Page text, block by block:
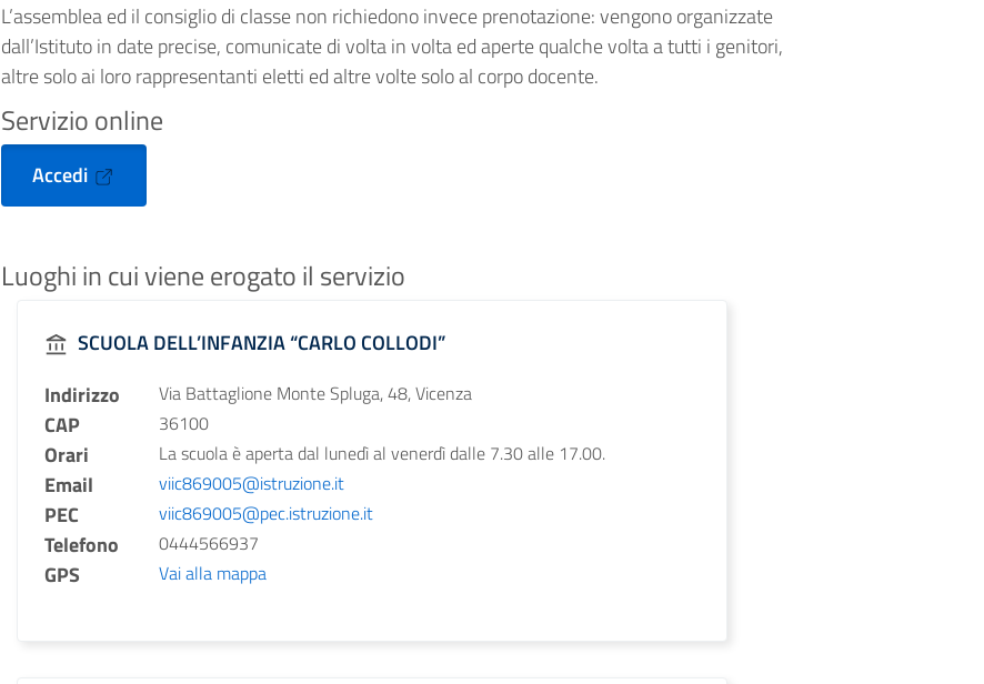
L’assemblea ed il consiglio di classe non richiedono invece prenotazione: vengono organizzate
dall’Istituto in date precise, comunicate di volta in volta ed aperte qualche volta a tutti i genitori,
altre solo ai loro rappresentanti eletti ed altre volte solo al corpo docente.
Servizio online
Accedi
Luoghi in cui viene erogato il servizio
SCUOLA DELL’INFANZIA “CARLO COLLODI”
Indirizzo
Via Battaglione Monte Spluga, 48, Vicenza
CAP 36100
Orari La scuola è aperta dal lunedì al venerdì dalle 7.30 alle 17.00.
Email viic869005@istruzione.it
PEC viic869005@pec.istruzione.it
Telefono 0444566937
GPS Vai alla mappa